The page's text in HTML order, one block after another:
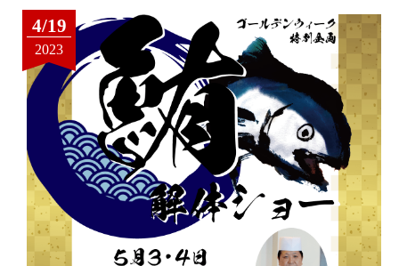
4/19
2023